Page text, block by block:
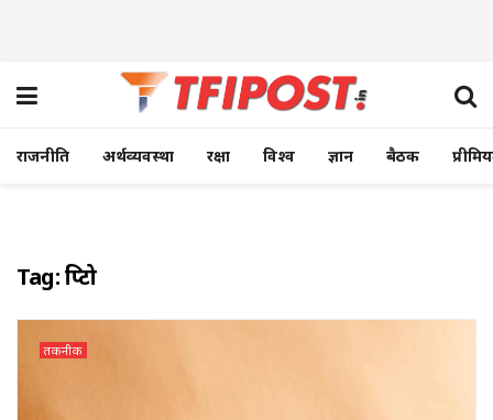
राजनीति अर्थव्यवस्था रक्षा विश्व ज्ञान बैठक
Tag:क्रिप्टो
तकनीक